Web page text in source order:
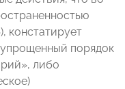
констатирует
порядок
либо